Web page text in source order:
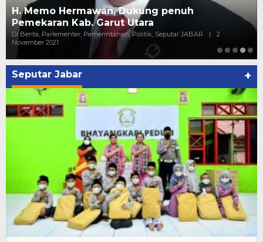
H. Memo Hermawan, Dukung penuh
Pemekaran Kab. Garut Utara
Di Berita, Parlementer, Pemerintahan, Politik, Seputar JABAR |
2
November 2021
Seputar Jabar +